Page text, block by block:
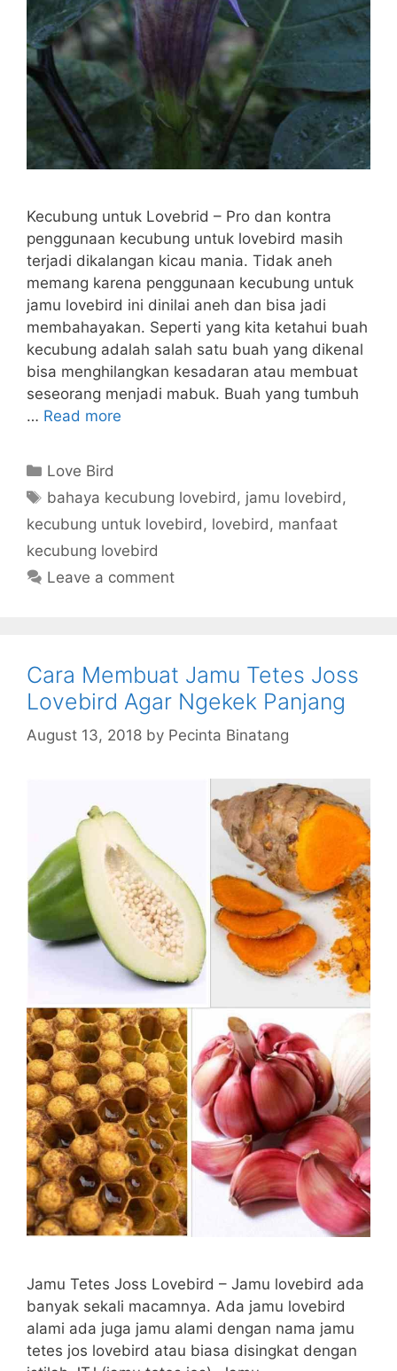
Kecubung untuk Lovebrid – Pro dan kontra
penggunaan kecubung untuk lovebird masih
terjadi dikalangan kicau mania. Tidak aneh
memang karena penggunaan kecubung untuk
jamu lovebird ini dinilai aneh dan bisa jadi
membahayakan. Seperti yang kita ketahui buah
kecubung adalah salah satu buah yang dikenal
bisa menghilangkan kesadaran atau membuat
seseorang menjadi mabuk. Buah yang tumbuh
… Read more
Categories
Love Bird
Tags
bahaya kecubung lovebird , jamu lovebird ,
kecubung untuk lovebird , lovebird , manfaat
kecubung lovebird
Leave a comment
Cara Membuat Jamu Tetes Joss
Lovebird Agar Ngekek Panjang
August 13, 2018 by Pecinta Binatang
Jamu Tetes Joss Lovebird – Jamu lovebird ada
banyak sekali macamnya. Ada jamu lovebird
alami ada juga jamu alami dengan nama jamu
tetes jos lovebird atau biasa disingkat dengan